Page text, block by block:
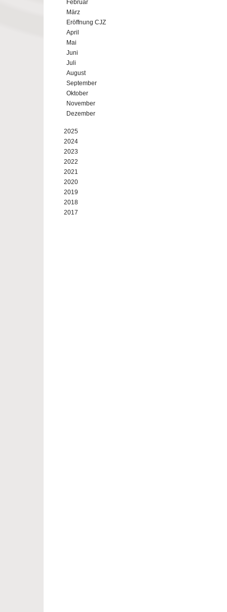
Februar
März
Eröffnung CJZ
April
Mai
Juni
Juli
August
September
Oktober
November
Dezember
2025
2024
2023
2022
2021
2020
2019
2018
2017